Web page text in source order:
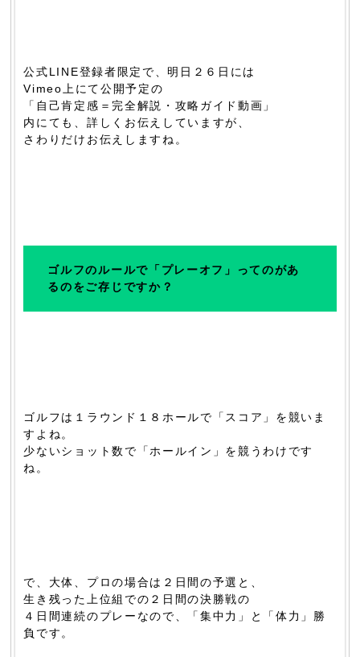
公式LINE登録者限定で、明日２６日には
Vimeo上にて公開予定の
「自己肯定感＝完全解説・攻略ガイド動画」
内にても、詳しくお伝えしていますが、
さわりだけお伝えしますね。
ゴルフのルールで「プレーオフ」ってのがあ
るのをご存じですか？
ゴルフは１ラウンド１８ホールで「スコア」を競いま
すよね。
少ないショット数で「ホールイン」を競うわけです
ね。
で、大体、プロの場合は２日間の予選と、
生き残った上位組での２日間の決勝戦の
４日間連続のプレーなので、「集中力」と「体力」勝
負です。